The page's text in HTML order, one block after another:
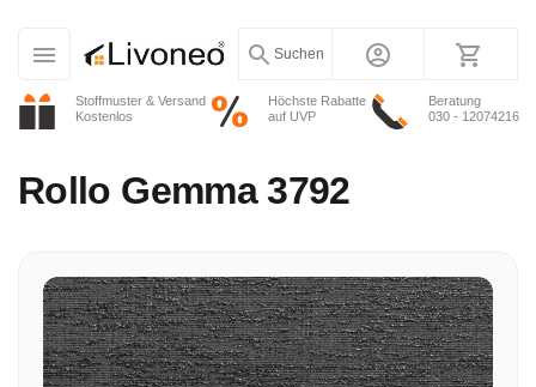
Stoffmuster & Versand
Kostenlos
Höchste Rabatte
auf UVP
Beratung
030 - 12074216
Suchen
Rollo Gemma 3792